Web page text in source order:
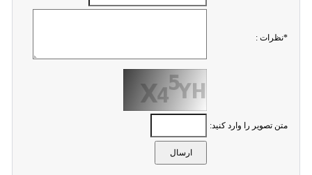
*نظرات :
متن تصویر را وارد کنید: